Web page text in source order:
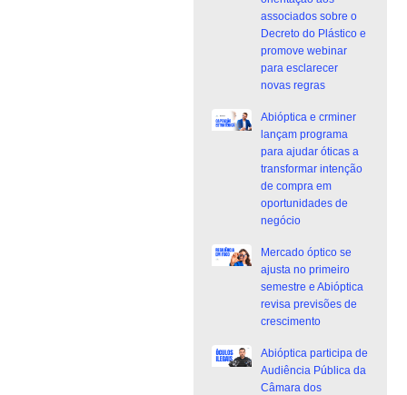
associados sobre o
Decreto do Plástico e
promove webinar
para esclarecer
novas regras
Abióptica e crminer
lançam programa
para ajudar óticas a
transformar intenção
de compra em
oportunidades de
negócio
Mercado óptico se
ajusta no primeiro
semestre e Abióptica
revisa previsões de
crescimento
Abióptica participa de
Audiência Pública da
Câmara dos